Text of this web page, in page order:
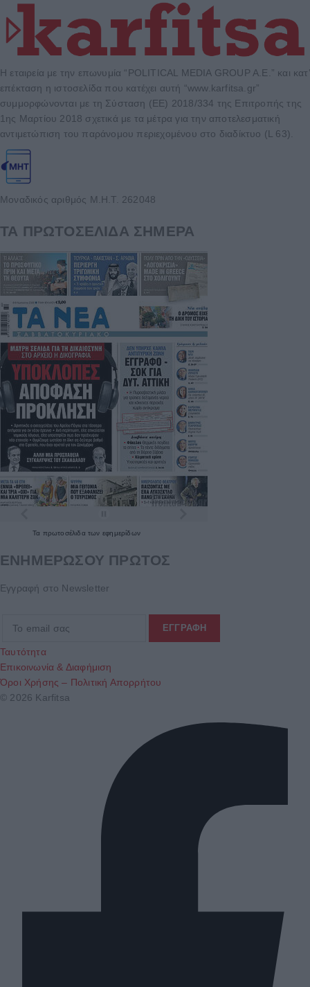
Η εταιρεία με την επωνυμία “POLITICAL MEDIA GROUP A.E.” και κατ’
επέκταση η ιστοσελίδα που κατέχει αυτή “www.karfitsa.gr”
συμμορφώνονται με τη Σύσταση (ΕΕ) 2018/334 της Επιτροπής της
1ης Μαρτίου 2018 σχετικά με τα μέτρα για την αποτελεσματική
αντιμετώπιση του παράνομου περιεχομένου στο διαδίκτυο (L 63).
Μοναδικός αριθμός Μ.Η.Τ. 262048
ΤΑ ΠΡΩΤΟΣΕΛΙΔΑ ΣΗΜΕΡΑ
Τα πρωτοσέλιδατων εφημερίδων
ΕΝΗΜΕΡΩΣΟΥ ΠΡΩΤΟΣ
Εγγραφή στο Newsletter
Ταυτότητα
Επικοινωνία & Διαφήμιση
Όροι Χρήσης – Πολιτική Απορρήτου
© 2026 Karfitsa